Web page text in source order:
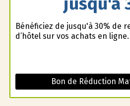
Bénéficiez de jusqu'à 30% de
d’hôtel sur vos achats en ligne.
Bon de Réduction